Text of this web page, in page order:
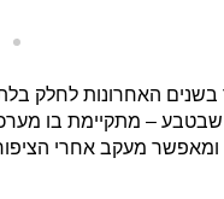
האחרונות לחלק
– מתקיימת בו
מעקב אחרי